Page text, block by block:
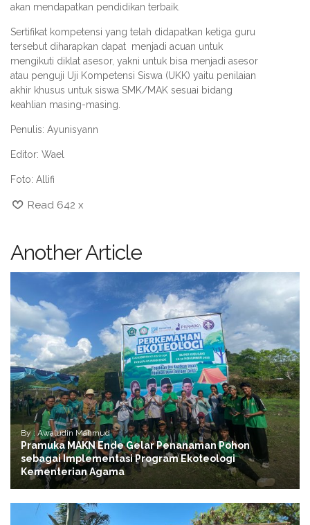
akan mendapatkan pendidikan terbaik.
Sertifikat kompetensi yang telah didapatkan ketiga guru
tersebut diharapkan dapat menjadi acuan untuk
mengikuti diklat asesor, yakni untuk bisa menjadi asesor
atau penguji Uji Kompetensi Siswa (UKK) yaitu penilaian
akhir khusus untuk siswa SMK/MAK sesuai bidang
keahlian masing-masing.
Penulis: Ayunisyann
Editor: Wael
Foto: Allifi
Read 642 x
Another Article
By : Awaludin Mahmud
Pramuka MAKN Ende Gelar Penanaman Pohon
sebagai Implementasi Program Ekoteologi
Kementerian Agama